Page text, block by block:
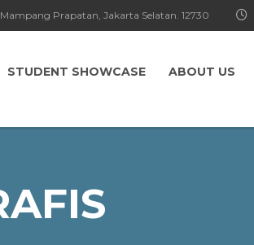
Prapatan, Jakarta Selatan. 12730
STUDENT SHOWCASE ABOUT US